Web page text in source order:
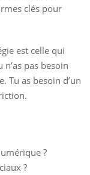
clés pour
est celle qui
pas besoin
Tu as besoin d’un
?
?